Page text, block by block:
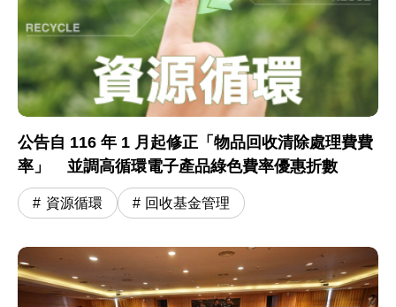
公告自 116 年 1 月起修正「物品回收清除處理費費
率」 並調高循環電子產品綠色費率優惠折數
資源循環 回收基金管理